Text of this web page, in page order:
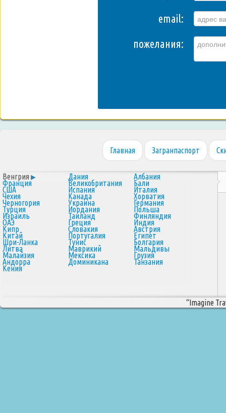
email:
пожелания:
Главная Загранпаспорт
Венгрия Дания Албания
Франция Великобритания Бали
США Испания Италия
Чехия Канада Хорватия
Черногория Украина Германия
Турция Иордания Польша
Израиль Таиланд Финляндия
ОАЭ Греция Индия
Кипр Словакия Австрия
Китай Португалия Египет
Шри-Ланка Тунис Болгария
Литва Маврикий Мальдивы
Малайзия Мексика Грузия
Андорра Доминикана Танзания
Кения
“Imagine